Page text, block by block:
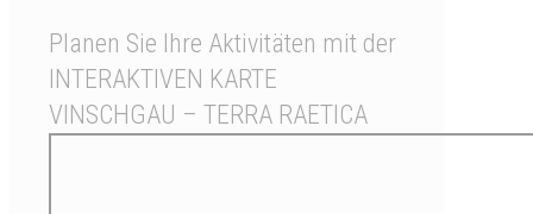
Planen Sie Ihre Aktivitäten mit der
INTERAKTIVEN KARTE
VINSCHGAU – TERRA RAETICA